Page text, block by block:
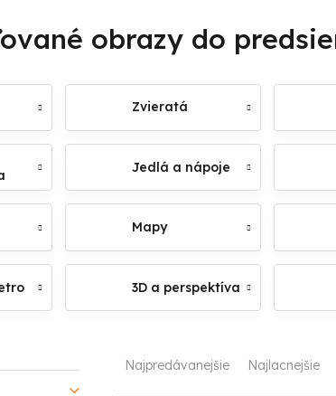
obrazy do
Zvieratá
Jedlá a nápoje
Mapy
3D a perspektíva
RNajpredávanejšie Najlacnejšie